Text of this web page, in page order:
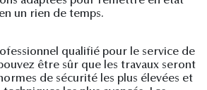
un rien de temps.
qualifié pour le service de
être sûr que les travaux seront
de sécurité les plus élevées et